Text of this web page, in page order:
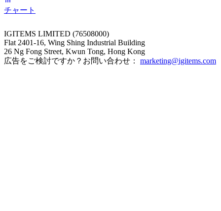
チャート
IGITEMS LIMITED (76508000)
Flat 2401-16, Wing Shing Industrial Building
26 Ng Fong Street, Kwun Tong, Hong Kong
広告をご検討ですか？お問い合わせ： marketing@igitems.com